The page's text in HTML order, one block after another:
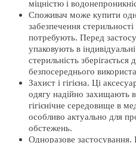
міцністю і
Споживач може купити
забезпечення
потребують. Перед
упаковують в
стерильність
безпосереднього
Захист і гігієна. Ці
одягу надійно захищають
гігієнічне середовище в
особливо актуально для
обстежень.
Одноразове застосування.